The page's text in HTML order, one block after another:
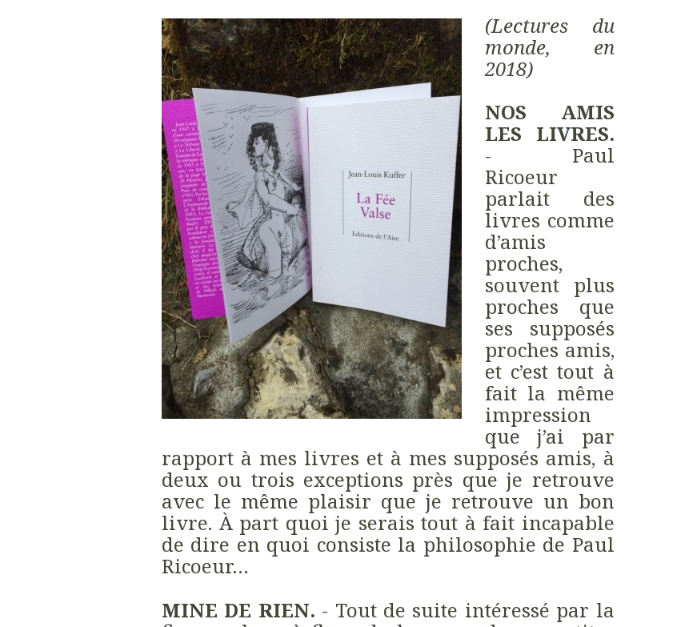
(Lectures du
monde, en
2018)
NOS AMIS
LES LIVRES.
- Paul
Ricoeur
parlait des
livres comme
d’amis
proches,
souvent plus
proches que
ses supposés
proches amis,
et c’est tout à
fait la même
impression
que j’ai par
rapport à mes livres et à mes supposés amis, à
deux ou trois exceptions près que je retrouve
avec le même plaisir que je retrouve un bon
livre. À part quoi je serais tout à fait incapable
de dire en quoi consiste la philosophie de Paul
Ricoeur…
MINE DE RIEN. - Tout de suite intéressé par la